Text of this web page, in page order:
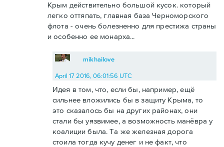
Крым действительно большой кусок. который
легко оттяпать, главная база Черноморского
флота - очень болезненно для престижа страны
и особенно ее монарха...
mikhailove
April 17 2016, 06:01:56 UTC
Идея в том, что, если бы, например, ещё
сильнее вложились бы в защиту Крыма, то
это сказалось бы на других районах, они
стали бы уязвимее, а возможность манёвра у
коалиции была. Та же железная дорога
стоила тогда кучу денег и не факт, что